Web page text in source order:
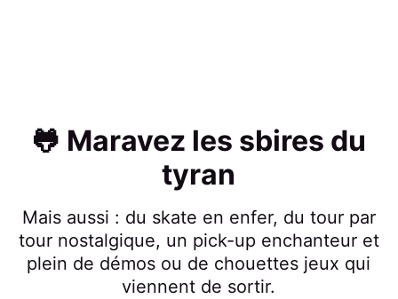
🐸 Maravez les sbires du
tyran
Mais aussi : du skate en enfer, du tour par
tour nostalgique, un pick-up enchanteur et
plein de démos ou de chouettes jeux qui
viennent de sortir.